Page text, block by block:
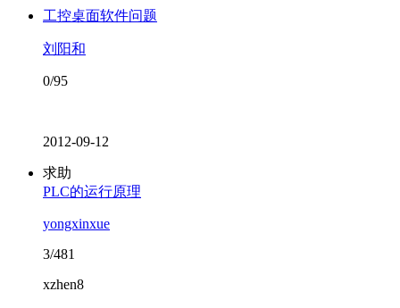
工控桌面软件问题
刘阳和
0/95
2012-09-12
求助
PLC的运行原理
yongxinxue
3/481
xzhen8